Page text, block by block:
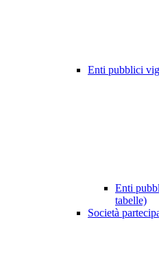
Enti pubblici
Enti
tabelle)
Società